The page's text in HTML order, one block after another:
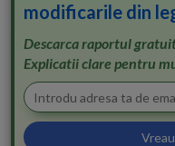
modificarile din
Descarca raportul
Explicatii clare pentru